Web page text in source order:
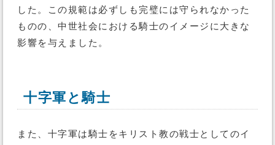
した。この規範は必ずしも完璧には守られなかった
ものの、中世社会における騎士のイメージに大きな
影響を与えました。
十字軍と騎士
また、十字軍は騎士をキリスト教の戦士としてのイ